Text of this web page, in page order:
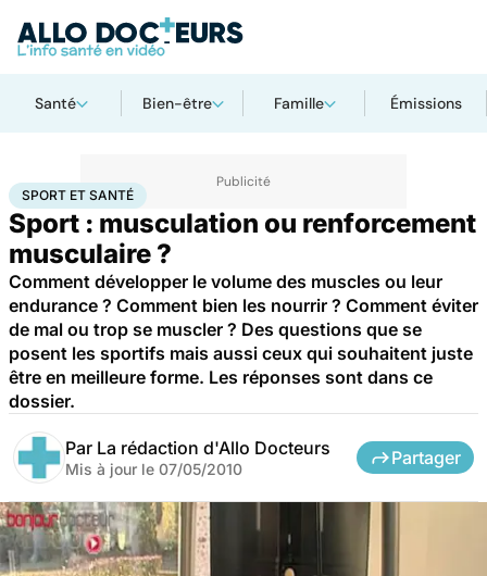
Santé Bien-être Famille Émissions
AccueilBien-êtreSport santé Sport et santé
SPORT ET SANTÉ
Sport : musculation ou renforcement
musculaire ?
Comment développer le volume des muscles ou leur
endurance ? Comment bien les nourrir ? Comment éviter
de mal ou trop se muscler ? Des questions que se
posent les sportifs mais aussi ceux qui souhaitent juste
être en meilleure forme. Les réponses sont dans ce
dossier.
Par La rédaction d'Allo Docteurs
Mis à jour le 07/05/2010
Partager